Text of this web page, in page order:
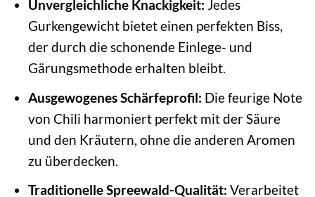
Unvergleichliche Knackigkeit: Jedes
Gurkengewicht bietet einen perfekten Biss,
der durch die schonende Einlege- und
Gärungsmethode erhalten bleibt.
Ausgewogenes Schärfeprofil: Die feurige Note
von Chili harmoniert perfekt mit der Säure
und den Kräutern, ohne die anderen Aromen
zu überdecken.
Traditionelle Spreewald-Qualität: Verarbeitet